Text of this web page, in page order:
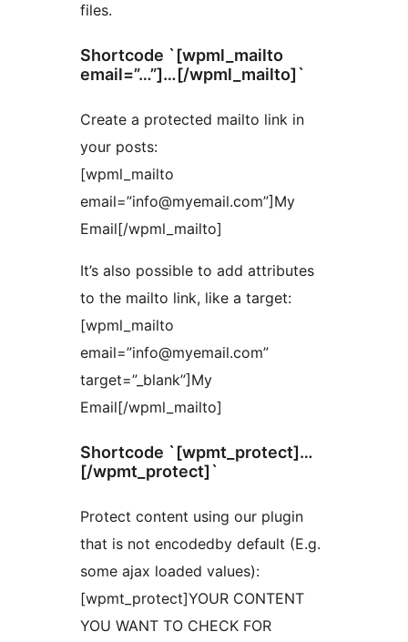
files.
Shortcode `[wpml_mailto
email=”…”]…[/wpml_mailto]`
Create a protected mailto link in
your posts:
[wpml_mailto
email=”info@myemail.com”]My
Email[/wpml_mailto]
It’s also possible to add attributes
to the mailto link, like a target:
[wpml_mailto
email=”info@myemail.com”
target=”_blank”]My
Email[/wpml_mailto]
Shortcode `[wpmt_protect]…
[/wpmt_protect]`
Protect content using our plugin
that is not encodedby default (E.g.
some ajax loaded values):
[wpmt_protect]YOUR CONTENT
YOU WANT TO CHECK FOR